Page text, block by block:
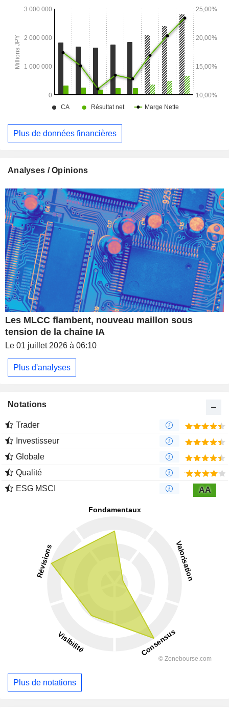
Plus de données financières
Analyses / Opinions
Les MLCC flambent, nouveau maillon sous
tension de la chaîne IA
Le 01 juillet 2026 à 06:10
Plus d'analyses
Notations
Trader
Investisseur
Globale
Qualité
ESG MSCI
AA
Plus de notations